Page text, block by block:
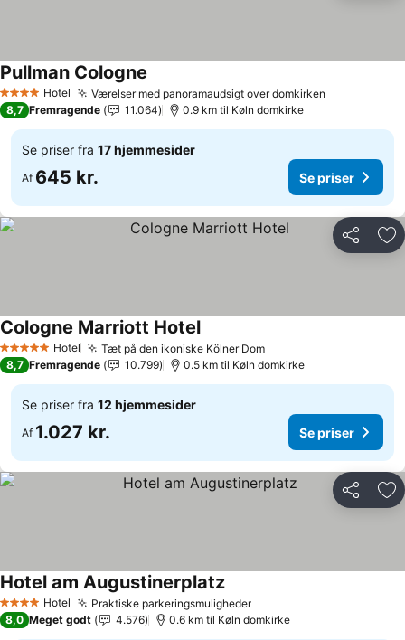
4 StjernerHotel Værelser med panoramaudsigt over domkirken
Pullman Cologne
8,7 Fremragende 11.064 0.9 km til Køln domkirke
Se priser fra 17 hjemmesider
Af 645 kr. Se priser
Del
5 Stjerner Hotel Tæt på den ikoniske Kölner Dom
Cologne Marriott Hotel
8,7 Fremragende 10.799 0.5 km til Køln domkirke
Se priser fra 12 hjemmesider
Af 1.027 kr. Se priser
Del
4 StjernerHotel Praktiske parkeringsmuligheder
Hotel am Augustinerplatz
8,0 Meget godt 4.576 0.6 km til Køln domkirke